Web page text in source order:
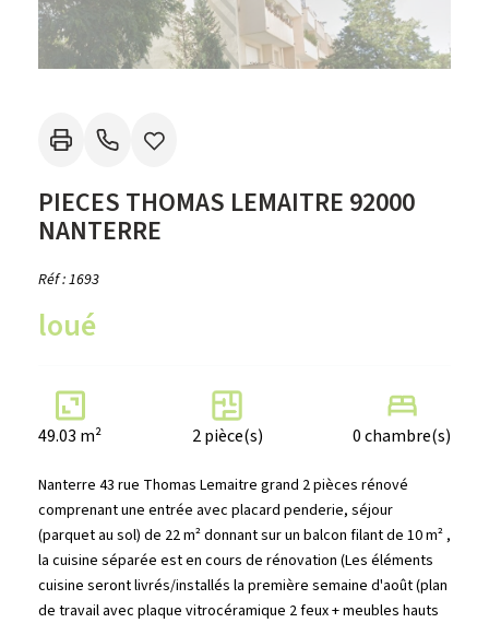
PIECES THOMAS LEMAITRE 92000
NANTERRE
Réf : 1693
loué
49.03 m² 2 pièce(s) 0 chambre(s)
Nanterre 43 rue Thomas Lemaitre grand 2 pièces rénové
comprenant une entrée avec placard penderie, séjour
(parquet au sol) de 22 m² donnant sur un balcon filant de 10 m² ,
la cuisine séparée est en cours de rénovation (Les éléments
cuisine seront livrés/installés la première semaine d'août (plan
de travail avec plaque vitrocéramique 2 feux + meubles hauts